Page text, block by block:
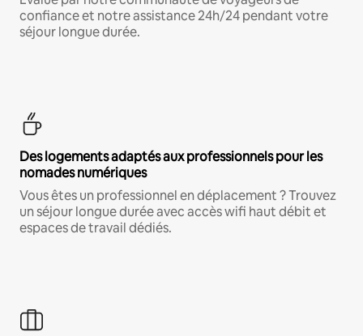
confiance et notre assistance 24h/24 pendant votre
séjour longue durée.
Des logements adaptés aux professionnels pour les
nomades numériques
Vous êtes un professionnel en déplacement ? Trouvez
un séjour longue durée avec accès wifi haut débit et
espaces de travail dédiés.